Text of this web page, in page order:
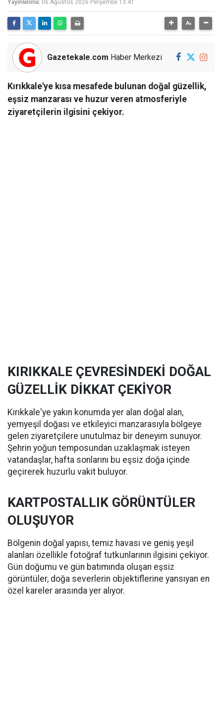
Yayınlanma: 06 Ağustos 2026 Perşembe 13:41
Gazetekale.com Haber Merkezi
Kırıkkale'ye kısa mesafede bulunan doğal güzellik,
eşsiz manzarası ve huzur veren atmosferiyle
ziyaretçilerin ilgisini çekiyor.
KIRIKKALE ÇEVRESİNDEKİ DOĞAL
GÜZELLİK DİKKAT ÇEKİYOR
Kırıkkale'ye yakın konumda yer alan doğal alan,
yemyeşil doğası ve etkileyici manzarasıyla bölgeye
gelen ziyaretçilere unutulmaz bir deneyim sunuyor.
Şehrin yoğun temposundan uzaklaşmak isteyen
vatandaşlar, hafta sonlarını bu eşsiz doğa içinde
geçirerek huzurlu vakit buluyor.
KARTPOSTALLIK GÖRÜNTÜLER
OLUŞUYOR
Bölgenin doğal yapısı, temiz havası ve geniş yeşil
alanları özellikle fotoğraf tutkunlarının ilgisini çekiyor.
Gün doğumu ve gün batımında oluşan eşsiz
görüntüler, doğa severlerin objektiflerine yansıyan en
özel kareler arasında yer alıyor.